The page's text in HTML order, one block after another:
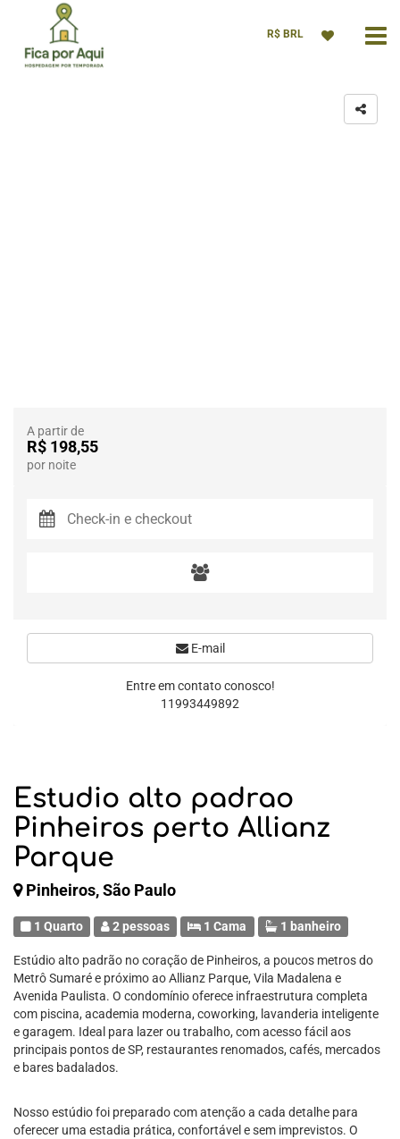
R$ BRL
Estudio alto padrao
Pinheiros perto Allianz
Parque
Pinheiros, São Paulo
1 Quarto 2 pessoas 1 Cama 1 banheiro
Estúdio alto padrão no coração de Pinheiros, a poucos metros do
Metrô Sumaré e próximo ao Allianz Parque, Vila Madalena e
Avenida Paulista. O condomínio oferece infraestrutura completa
com piscina, academia moderna, coworking, lavanderia inteligente
e garagem. Ideal para lazer ou trabalho, com acesso fácil aos
principais pontos de SP, restaurantes renomados, cafés, mercados
e bares badalados.
Nosso estúdio foi preparado com atenção a cada detalhe para
oferecer uma estadia prática, confortável e sem imprevistos. O
A partir de
R$ 198,55
por noite
E-mail
Entre em contato conosco!
11993449892